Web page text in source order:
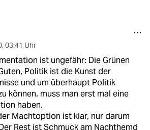
, 03:41 Uhr
ist ungefähr: Die Grünen
Politik ist die Kunst der
und um überhaupt Politik
können, muss man erst mal eine
haben.
Machtoption ist klar, nur darum
Rest ist Schmuck am Nachthemd